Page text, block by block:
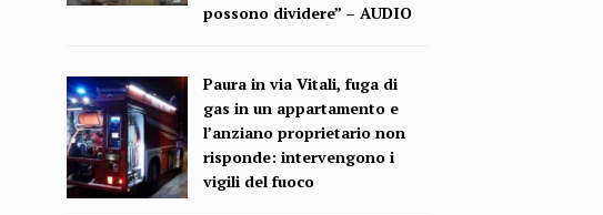
possono dividere” – AUDIO
Paura in via Vitali, fuga di
gas in un appartamento e
l’anziano proprietario non
risponde: intervengono i
vigili del fuoco